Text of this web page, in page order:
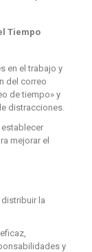
Tiempo
en el trabajo y
del correo
de tiempo» y
distracciones.
mejorar el
la
y